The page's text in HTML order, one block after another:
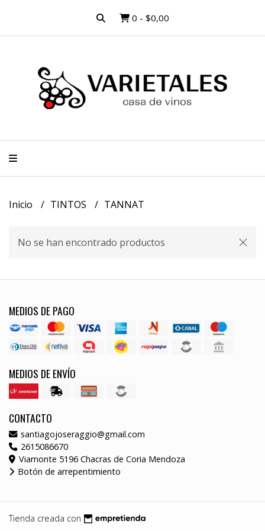
0 - $0,00
Inicio TINTOS TANNAT
No se han encontrado productos
MEDIOS DE PAGO
MEDIOS DE ENVÍO
CONTACTO
santiagojoseraggio@gmail.com
2615086670
Viamonte 5196 Chacras de Coria Mendoza
Botón de arrepentimiento
Tienda creada con